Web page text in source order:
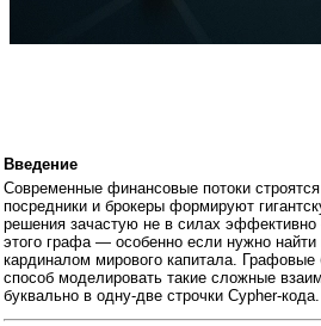
Введение
Современные финансовые потоки
посредники и брокеры формируют
решения зачастую не в силах
этого графа — особенно если нужно найти
кардиналом мирового капитала.
способ моделировать такие сложные
буквально в одну-две строчки Cypher-кода.